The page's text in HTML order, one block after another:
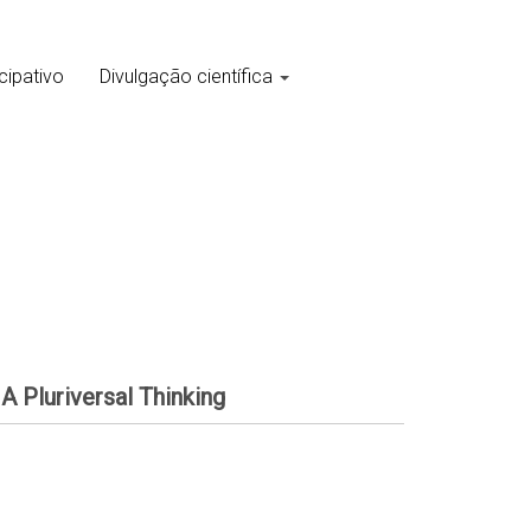
Divulgação científica
Pluriversal Thinking